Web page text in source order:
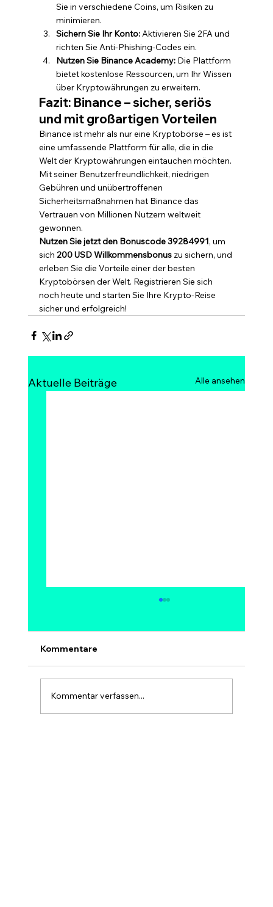
Sie in verschiedene Coins, um Risiken zu
minimieren.
Sichern Sie Ihr Konto: Aktivieren Sie 2FA und
richten Sie Anti-Phishing-Codes ein.
Nutzen Sie Binance Academy: Die Plattform
bietet kostenlose Ressourcen, um Ihr Wissen
über Kryptowährungen zu erweitern.
Fazit: Binance – sicher, seriös
und mit großartigen Vorteilen
Binance ist mehr als nur eine Kryptobörse – es ist
eine umfassende Plattform für alle, die in die
Welt der Kryptowährungen eintauchen möchten.
Mit seiner Benutzerfreundlichkeit, niedrigen
Gebühren und unübertroffenen
Sicherheitsmaßnahmen hat Binance das
Vertrauen von Millionen Nutzern weltweit
gewonnen.
Nutzen Sie jetzt den Bonuscode 39284991, um
sich 200 USD Willkommensbonus zu sichern, und
erleben Sie die Vorteile einer der besten
Kryptobörsen der Welt. Registrieren Sie sich
noch heute und starten Sie Ihre Krypto-Reise
sicher und erfolgreich!
Aktuelle Beiträge Alle ansehen
Ja, 1 Million Dollar pro Bitcoin ist
und kein kurzfristiges Ziel. Bei 1 Mio. USD
hätte Bitcoin eine Marktkapitalisierung von
Kommentare
Kommentar verfassen...